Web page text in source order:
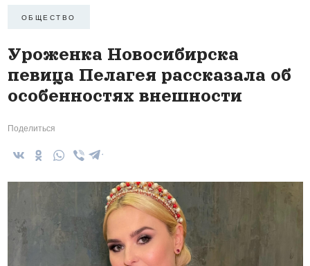
ОБЩЕСТВО
Уроженка Новосибирска
певица Пелагея рассказала об
особенностях внешности
Поделиться